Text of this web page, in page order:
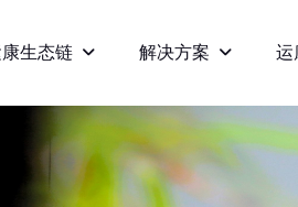
生态链 解决方案 运